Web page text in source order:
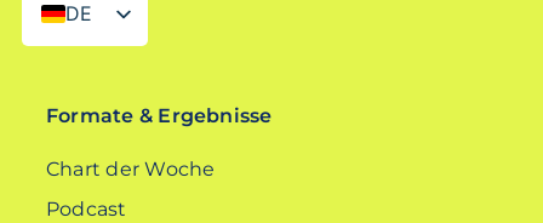
DE
EN
Formate & Ergebnisse
Chart der Woche
Podcast